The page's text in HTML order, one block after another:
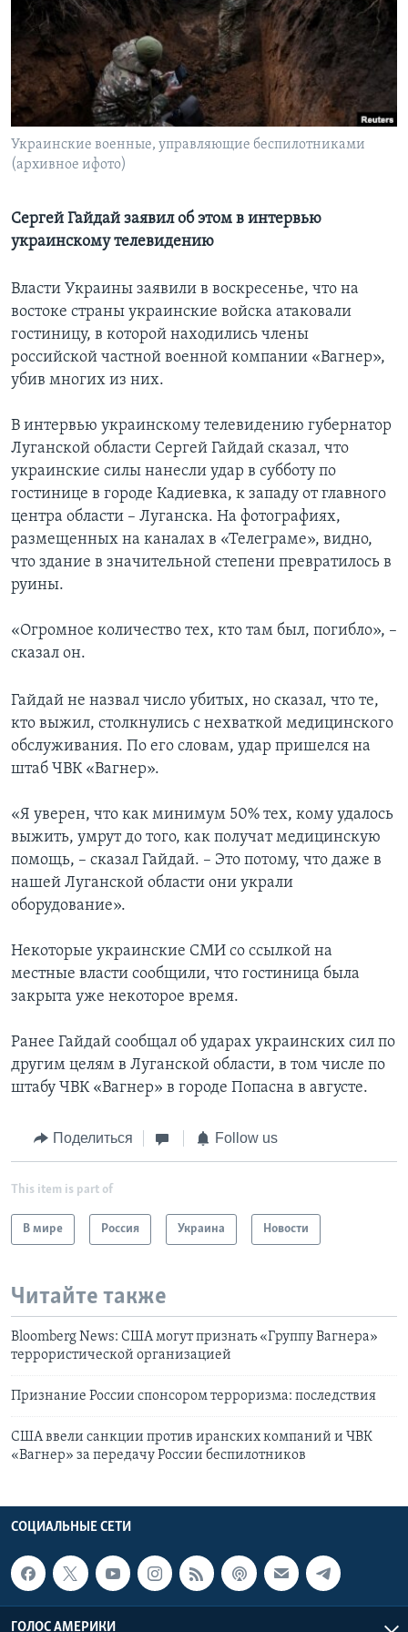
Learning English
СОЦИАЛЬНЫЕ СЕТИ
Языки
Украинские военные, управляющие беспилотниками
(архивное ифото)
Сергей Гайдай заявил об этом в интервью
украинскому телевидению
Власти Украины заявили в воскресенье, что на
востоке страны украинские войска атаковали
гостиницу, в которой находились члены
российской частной военной компании «Вагнер»,
убив многих из них.
В интервью украинскому телевидению губернатор
Луганской области Сергей Гайдай сказал, что
украинские силы нанесли удар в субботу по
гостинице в городе Кадиевка, к западу от главного
центра области – Луганска. На фотографиях,
размещенных на каналах в «Телеграме», видно,
что здание в значительной степени превратилось в
руины.
«Огромное количество тех, кто там был, погибло», –
сказал он.
Гайдай не назвал число убитых, но сказал, что те,
кто выжил, столкнулись с нехваткой медицинского
обслуживания. По его словам, удар пришелся на
штаб ЧВК «Вагнер».
«Я уверен, что как минимум 50% тех, кому удалось
выжить, умрут до того, как получат медицинскую
помощь, – сказал Гайдай. – Это потому, что даже в
нашей Луганской области они украли
оборудование».
Некоторые украинские СМИ со ссылкой на
местные власти сообщили, что гостиница была
закрыта уже некоторое время.
Ранее Гайдай сообщал об ударах украинских сил по
другим целям в Луганской области, в том числе по
штабу ЧВК «Вагнер» в городе Попасна в августе.
Поделиться Follow us
This item is part of
В мире Россия Украина Новости
Читайте также
Bloomberg News: США могут признать «Группу Вагнера»
террористической организацией
Признание России спонсором терроризма: последствия
США ввели санкции против иранских компаний и ЧВК
«Вагнер» за передачу России беспилотников
СОЦИАЛЬНЫЕ СЕТИ
ГОЛОС АМЕРИКИ